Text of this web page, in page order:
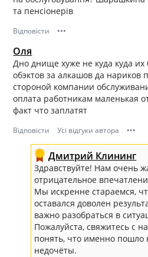
та пенсіонерів
Відповісти •••
Оля
Дно днище хуже не куда куда их
обэктов за алкашов да нариков
стороной компании
оплата работникам маленькая
факт что заплатят
Відповісти Усі відгуки автора •••
Дмитрий Клининг
Здравствуйте! Нам очень
отрицательное
Мы искренне стараемся,
оставался доволен
важно разобраться в
Пожалуйста, свяжитесь с
понять, что именно пошло
недочёты.